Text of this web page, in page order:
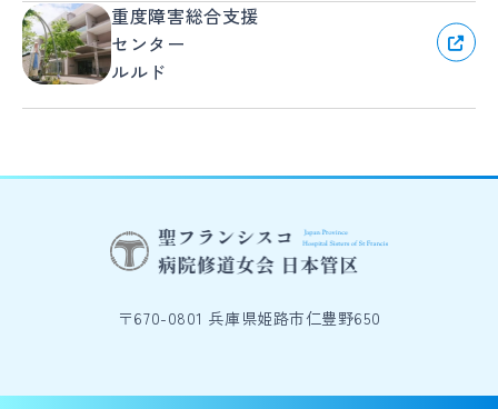
重度障害総合支援
センター
ルルド
〒670-0801 兵庫県姫路市仁豊野650